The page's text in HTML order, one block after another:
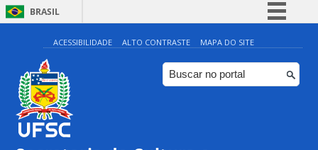
BRASIL
Simplifique!
Comunica BR
Participe
ACESSIBILIDADE ALTO CONTRASTE MAPA DO SITE